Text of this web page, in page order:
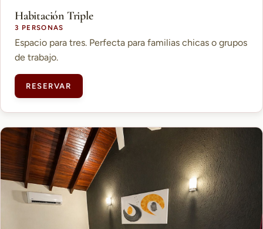
Habitación Triple
3 PERSONAS
Espacio para tres. Perfecta para familias chicas o grupos
de trabajo.
RESERVAR